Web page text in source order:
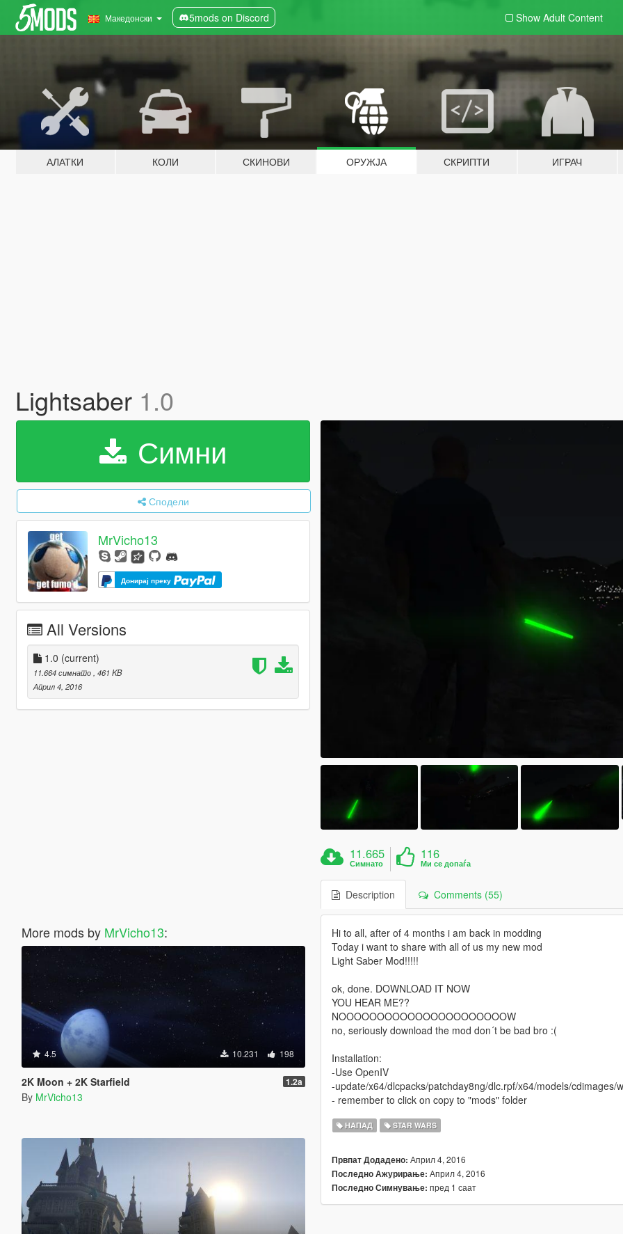
Македонски 5mods on Discord Show Adult Content
АЛАТКИ КОЛИ СКИНОВИ ОРУЖЈА СКРИПТИ ИГРАЧ
Lightsaber 1.0
Симни
Сподели
MrVicho13
Донирај преку
All Versions
1.0 (current)
11.664 симнато , 461 KB
Април 4, 2016
More mods by MrVicho13:
4.5 10.231 198
2K Moon + 2K Starfield 1.2a
By MrVicho13
11.665
Симнато
116
Ми се допаѓа
Description Comments (55)
Hi to all, after of 4 months i am back in modding
Today i want to share with all of us my new mod
Light Saber Mod!!!!!
ok, done. DOWNLOAD IT NOW
YOU HEAR ME??
NOOOOOOOOOOOOOOOOOOOOOOW
no, seriously download the mod don´t be bad bro :(
Installation:
-Use OpenIV
-update/x64/dlcpacks/patchday8ng/dlc.rpf/x64/models/cdimages/
- remember to click on copy to "mods" folder
НАПАД STAR WARS
Првпат Додадено: Април 4, 2016
Последно Ажурирање: Април 4, 2016
Последно Симнување: пред 1 саат